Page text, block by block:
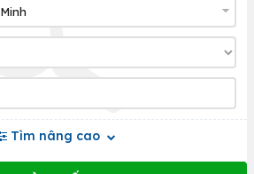
Tìm nâng cao